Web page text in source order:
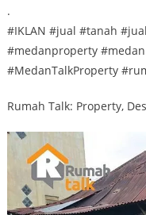
.
#IKLAN #jual #tanah
#medanproperty
#MedanTalkProperty
Rumah Talk: Property,